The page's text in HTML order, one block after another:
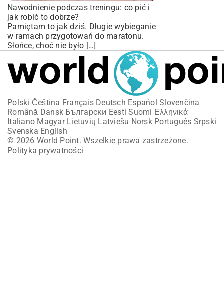
Nawodnienie podczas treningu: co pić i
jak robić to dobrze?
Pamiętam to jak dziś. Długie wybieganie
w ramach przygotowań do maratonu.
Słońce, choć nie było […]
Polski Čeština Français Deutsch Español Slovenčina
Română Dansk Български Eesti Suomi Ελληνικά
Italiano Magyar Lietuvių Latviešu Norsk Português Srpski
Svenska English
© 2026 World Point. Wszelkie prawa zastrzeżone.
Polityka prywatności